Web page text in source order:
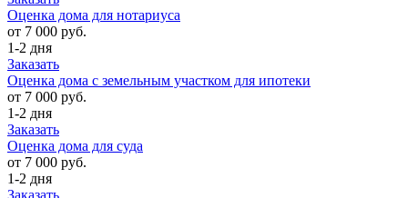
Оценка дома для нотариуса
от 7 000 руб.
1-2 дня
Заказать
Оценка дома с земельным участком для ипотеки
от 7 000 руб.
1-2 дня
Заказать
Оценка дома для суда
от 7 000 руб.
1-2 дня
Заказать